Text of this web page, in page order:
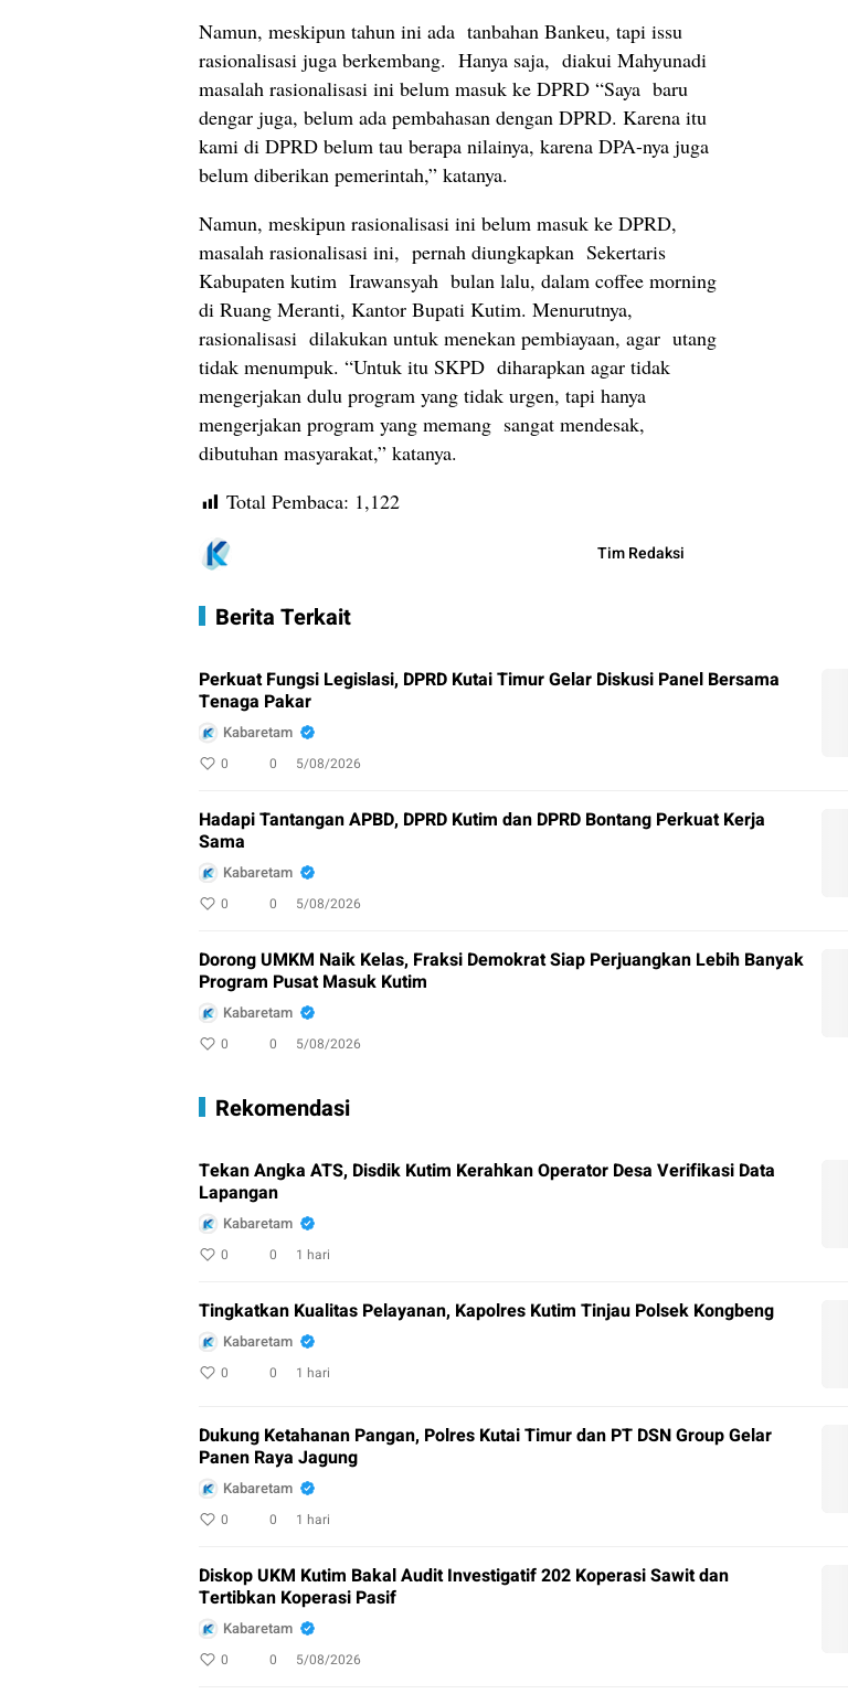
Namun, meskipun tahun ini ada tanbahan Bankeu, tapi issu
rasionalisasi juga berkembang. Hanya saja, diakui Mahyunadi
masalah rasionalisasi ini belum masuk ke DPRD “Saya baru
dengar juga, belum ada pembahasan dengan DPRD. Karena itu
kami di DPRD belum tau berapa nilainya, karena DPA-nya juga
belum diberikan pemerintah,” katanya.
Namun, meskipun rasionalisasi ini belum masuk ke DPRD,
masalah rasionalisasi ini, pernah diungkapkan Sekertaris
Kabupaten kutim Irawansyah bulan lalu, dalam coffee morning
di Ruang Meranti, Kantor Bupati Kutim. Menurutnya,
rasionalisasi dilakukan untuk menekan pembiayaan, agar utang
tidak menumpuk. “Untuk itu SKPD diharapkan agar tidak
mengerjakan dulu program yang tidak urgen, tapi hanya
mengerjakan program yang memang sangat mendesak,
dibutuhan masyarakat,” katanya.
Total Pembaca: 1,122
Tim Redaksi
Berita Terkait
Perkuat Fungsi Legislasi, DPRD Kutai Timur Gelar Diskusi Panel Bersama
Tenaga Pakar
Kabaretam
0 0 5/08/2026
Hadapi Tantangan APBD, DPRD Kutim dan DPRD Bontang Perkuat Kerja
Sama
Kabaretam
0 0 5/08/2026
Dorong UMKM Naik Kelas, Fraksi Demokrat Siap Perjuangkan Lebih Banyak
Program Pusat Masuk Kutim
Kabaretam
0 0 5/08/2026
Rekomendasi
Tekan Angka ATS, Disdik Kutim Kerahkan Operator Desa Verifikasi Data
Lapangan
Kabaretam
0 0 1 hari
Tingkatkan Kualitas Pelayanan, Kapolres Kutim Tinjau Polsek Kongbeng
Kabaretam
0 0 1 hari
Dukung Ketahanan Pangan, Polres Kutai Timur dan PT DSN Group Gelar
Panen Raya Jagung
Kabaretam
0 0 1 hari
Diskop UKM Kutim Bakal Audit Investigatif 202 Koperasi Sawit dan
Tertibkan Koperasi Pasif
Kabaretam
0 0 5/08/2026